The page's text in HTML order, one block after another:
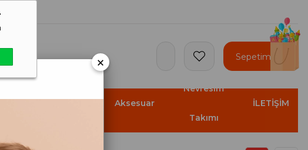
Sepetim
Aksesuar
Nevresim
Takımı
İLETİŞİM
×